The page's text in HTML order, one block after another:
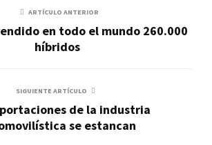
ARTÍCULO ANTERIOR
en todo el mundo 260.000
híbridos
SIGUIENTE ARTÍCULO
de la industria
se estancan